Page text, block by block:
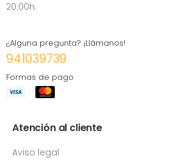
20:00h.
¿Alguna pregunta? ¡Llámanos!
941039739
Formas de pago
Atención al cliente
Aviso legal